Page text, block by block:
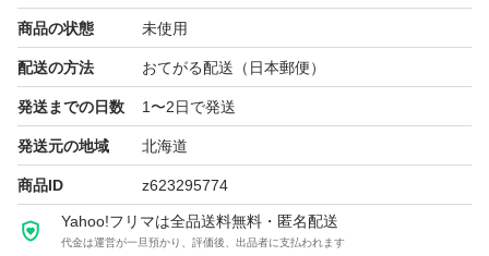
商品の状態 未使用
配送の方法 おてがる配送（日本郵便）
発送までの日数 1〜2日で発送
発送元の地域 北海道
商品ID z623295774
Yahoo!フリマは全品送料無料・匿名配送
代金は運営が一旦預かり、評価後、出品者に支払われます